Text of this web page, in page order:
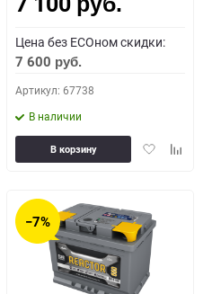
руб.
Цена без ECOном скидки:
7 600 руб.
Артикул: 67738
В наличии
Добавить
В корзину
−7%